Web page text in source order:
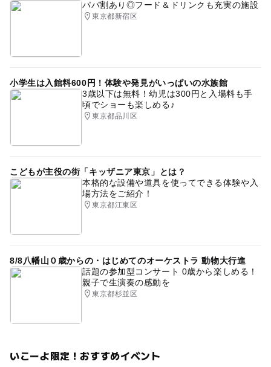
パパ割あり◎フード＆ドリンクも充実の施設
東京都新宿区
小学生は入館料600円！体験や発見がいっぱいの水族館
3歳以下は無料！幼児は300円と入場料も手
頃でショーも楽しめる♪
東京都品川区
こどもが主役の街「キッザニア東京」とは？
本格的な設備や道具を使ってできる体験や入
場方法をご紹介！
東京都江東区
8/8八幡山０歳からの・はじめてのオーケストラ 動物大行進
話題の参加型コンサート 0歳から楽しめる！
親子で生演奏の感動を
東京都杉並区
いこーよ限定！おすすめイベント